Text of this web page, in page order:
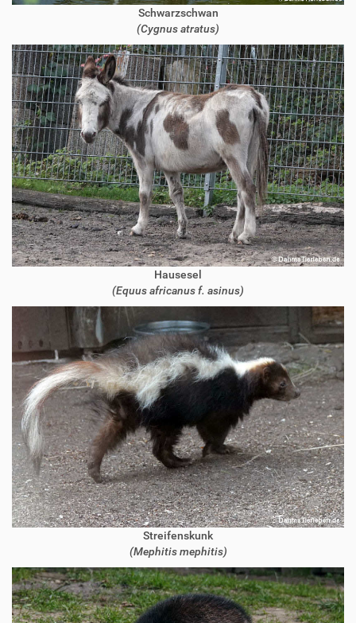
Schwarzschwan
(Cygnus atratus)
Hausesel
(Equus africanus f. asinus)
Streifenskunk
(Mephitis mephitis)